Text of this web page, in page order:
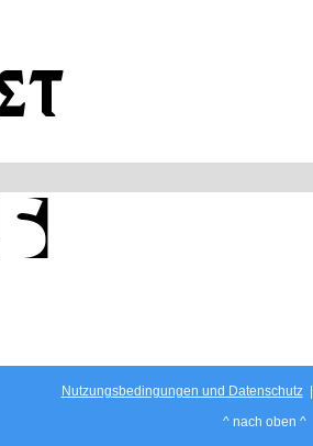
Nutzungsbedingungen und Datenschutz|
^ nach oben ^